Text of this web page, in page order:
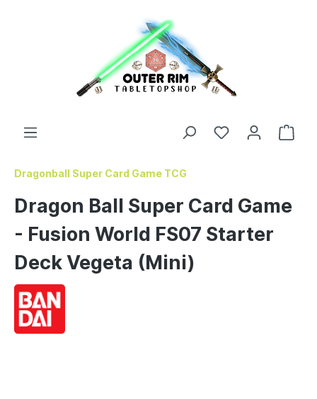
Dragonball Super Card Game TCG
Dragon Ball Super Card Game
- Fusion World FS07 Starter
Deck Vegeta (Mini)